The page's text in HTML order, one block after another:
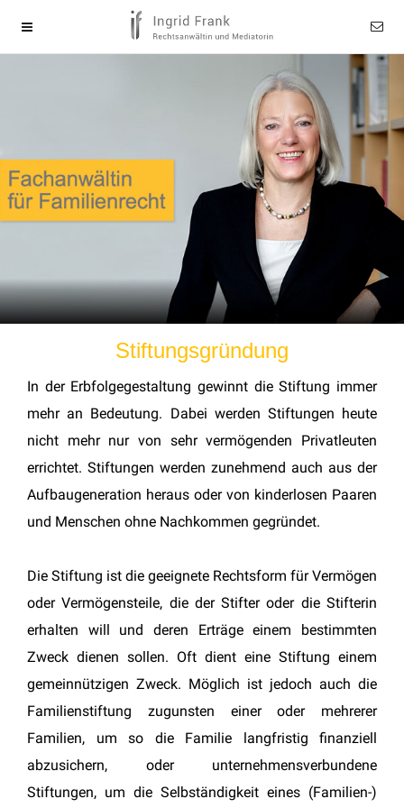
Stiftungsgründung
In der Erbfolgegestaltung gewinnt die Stiftung immer
mehr an Bedeutung. Dabei werden Stiftungen heute
nicht mehr nur von sehr vermögenden Privatleuten
errichtet. Stiftungen werden zunehmend auch aus der
Aufbaugeneration heraus oder von kinderlosen Paaren
und Menschen ohne Nachkommen gegründet.
Die Stiftung ist die geeignete Rechtsform für Vermögen
oder Vermögensteile, die der Stifter oder die Stifterin
erhalten will und deren Erträge einem bestimmten
Zweck dienen sollen. Oft dient eine Stiftung einem
gemeinnützigen Zweck. Möglich ist jedoch auch die
Familienstiftung zugunsten einer oder mehrerer
Familien, um so die Familie langfristig finanziell
abzusichern, oder unternehmensverbundene
Stiftungen, um die Selbständigkeit eines (Familien-)